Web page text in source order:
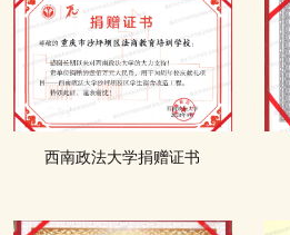
西南政法大学捐赠证书